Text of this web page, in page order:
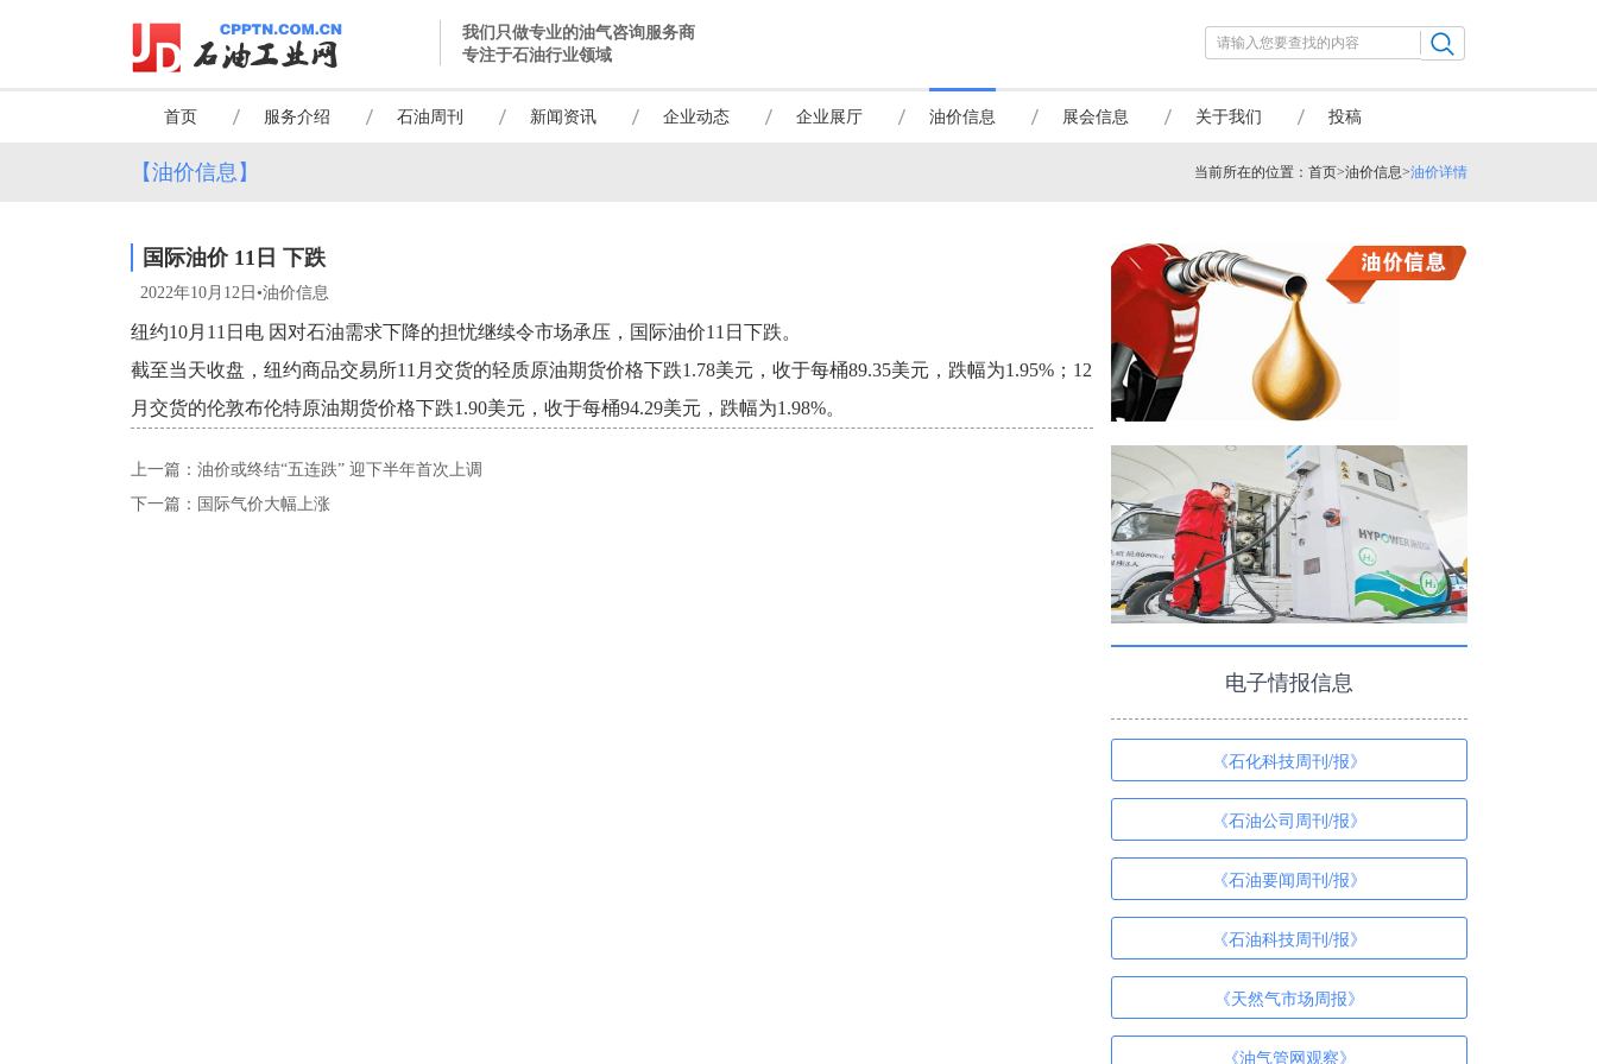
我们只做专业的油气咨询服务商
专注于石油行业领域
首页 服务介绍 石油周刊 新闻资讯 企业动态 企业展厅 油价信息 展会信息 关于我们 投稿
【油价信息】 当前所在的位置： 首页>油价信息>油价详情
国际油价 11日 下跌
2022年10月12日•油价信息
纽约10月11日电 因对石油需求下降的担忧继续令市场承压，国际油价11日下跌。
截至当天收盘，纽约商品交易所11月交货的轻质原油期货价格下跌1.78美元，收于每桶89.35美元，跌幅为1.95%；12
月交货的伦敦布伦特原油期货价格下跌1.90美元，收于每桶94.29美元，跌幅为1.98%。
上一篇： 油价或终结“五连跌” 迎下半年首次上调
下一篇： 国际气价大幅上涨
电子情报信息
《石化科技周刊/报》
《石油公司周刊/报》
《石油要闻周刊/报》
《石油科技周刊/报》
《天然气市场周报》
《油气管网观察》